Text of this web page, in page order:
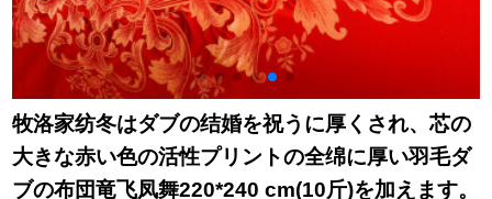
牧洛家纺冬はダブの结婚を祝うに厚くされ、芯の
大きな赤い色の活性プリントの全绵に厚い羽毛ダ
ブの布団竜飞凤舞220*240 cm(10斤)を加えます。